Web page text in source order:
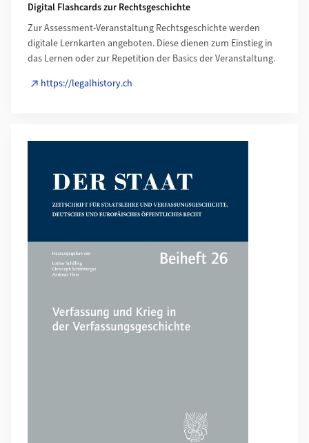
Digital Flashcards zur Rechtsgeschichte
Zur Assessment-Veranstaltung Rechtsgeschichte werden
digitale Lernkarten angeboten. Diese dienen zum Einstieg in
das Lernen oder zur Repetition der Basics der Veranstaltung.
https://legalhistory.ch